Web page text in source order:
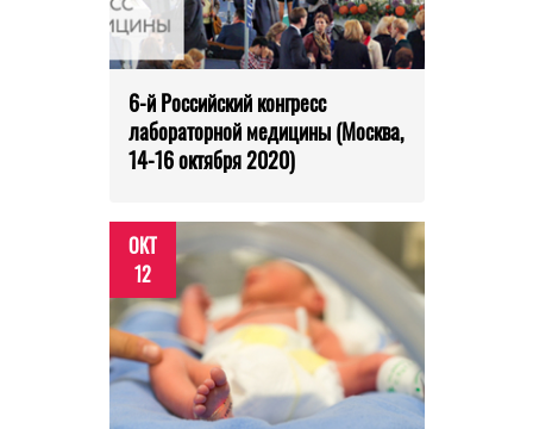
6-й Российский конгресс
лабораторной медицины (Москва,
14-16 октября 2020)
ОКТ
12